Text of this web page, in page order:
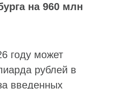
на 960 млн
году может
рублей в
введенных